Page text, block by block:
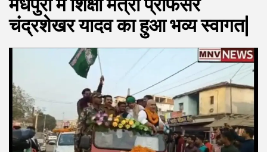
मधेपुरा में शिक्षा मंत्री प्रोफेसर
चंद्रशेखर यादव का हुआ भव्य स्वागत|